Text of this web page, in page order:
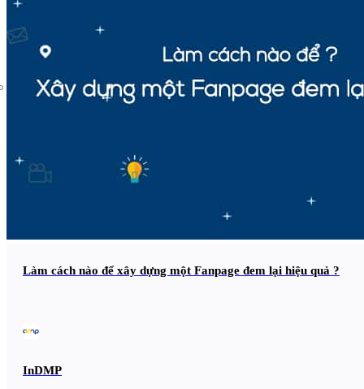
Làm cách nào để xây dựng một Fanpage đem lại hiệu quả ?
InDMP